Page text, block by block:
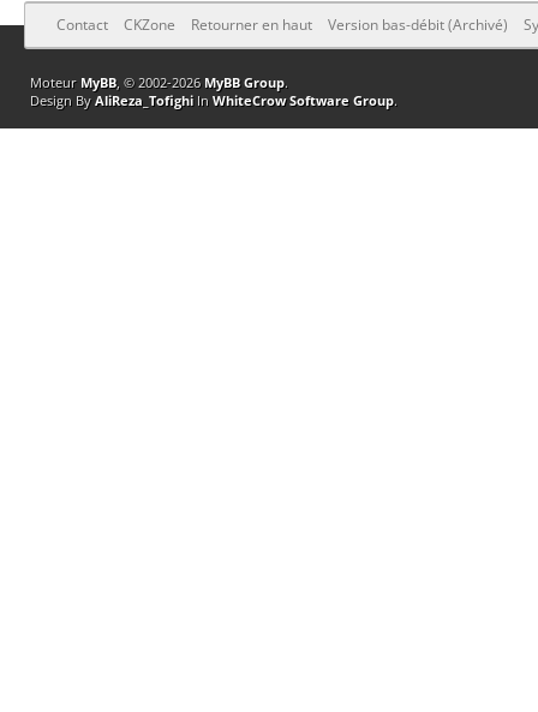
Contact CKZone Retourner en haut Version bas-débit (Archivé)
Moteur MyBB, © 2002-2026 MyBB Group.
Design By AliReza_TofighiIn WhiteCrow Software Group.